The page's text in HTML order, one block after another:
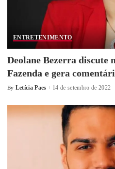
ENTRETENIMENTO
Deolane Bezerra discute
Fazenda e gera
By Letícia Paes 14 de setembro de 2022